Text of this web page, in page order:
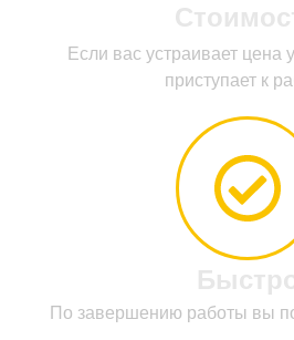
Если вас устраивает цена
приступает к
По завершению работы вы